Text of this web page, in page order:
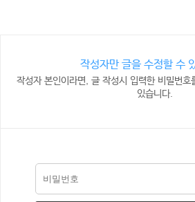
작성자만 글을 수정할 수
작성자 본인이라면, 글 작성시 입력한 비밀번
있습니다.